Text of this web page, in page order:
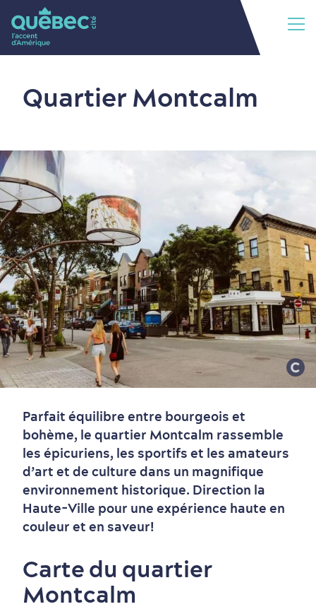
Quartier Montcalm
Parfait équilibre entre bourgeois et
bohème, le quartier Montcalm rassemble
les épicuriens, les sportifs et les amateurs
d’art et de culture dans un magnifique
environnement historique. Direction la
Haute-Ville pour une expérience haute en
couleur et en saveur!
Carte du quartier
Montcalm